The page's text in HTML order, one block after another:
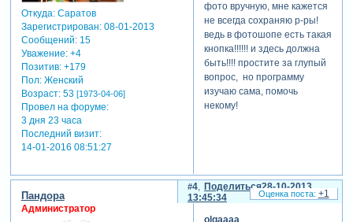
ну вот и все. скринов много,
но это потому что
постаралась объяснить как
можно подробнее...на
самом деле, уверена вы
справитесь с этой задачей
новые и новые футажи.
становится
Откуда:Саратов
Зарегистрирован: 08-01-2013
Сообщений:15
Уважение: +4
Позитив: +179
Пол:Женский
Возраст:53 [1973-04-06]
Провел на форуме:
3 дня 23 часа
Последний визит:
14-01-2016 08:51:27
фото вручную, мне кажется
не всегда сохраняю р-ры!
ведь в фотошопе есть такая
кнопка!!!!!! и здесь должна
быть!!!! простите за глупый
вопрос, но программу
изучаю сама, помочь
некому!
Поделиться
4
28-10-2013
13:45:34
Пандора
Администратор
+1